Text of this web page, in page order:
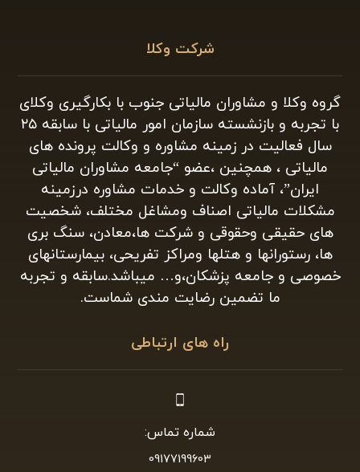
شرکت وکلا
گروه وکلا و مشاوران مالیاتی جنوب با بکارگیری وکلای
با تجربه و بازنشسته سازمان امور مالیاتی با سابقه ۲۵
سال فعالیت در زمینه مشاوره و وکالت پرونده های
مالیاتی ، همچنین ،عضو “جامعه مشاوران مالیاتی
ایران”، آماده وکالت و خدمات مشاوره درزمینه
مشکلات مالیاتی اصناف ومشاغل مختلف، شخصیت
های حقیقی وحقوقی و شرکت ها،معادن، سنگ بری
ها، رستورانها و هتلها ومراکز تفریحی، بیمارستانهای
خصوصی و جامعه پزشکان،و… میباشد.سابقه و تجربه
ما تضمین رضایت مندی شماست.
راه های ارتباطی
شماره تماس:
09177199603